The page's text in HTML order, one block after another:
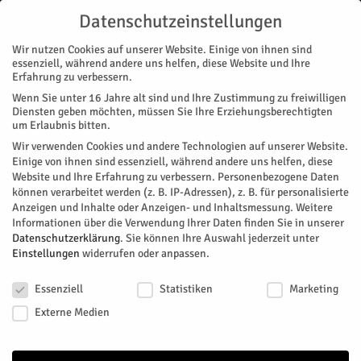
Start Stadtteile Jülich Eilantrag abgelehnt
STADTTEILE JÜLICH
Eilantrag abgelehnt
Das Verwaltungsgericht Berlin hat den Eilantrag des Bund für
Umwelt- und Naturschutz e.V. BUND abgelehnt und damit
den Weg für künftige Transporte freigemacht. Gegen die
Entscheidung kann noch Beschwerde eingelegt werden.
Datenschutzeinstellungen
Wir nutzen Cookies auf unserer Website. Einige von ihnen sind
essenziell, während andere uns helfen, diese Website und Ihre
Erfahrung zu verbessern.
Wenn Sie unter 16 Jahre alt sind und Ihre Zustimmung zu freiwilligen
Diensten geben möchten, müssen Sie Ihre Erziehungsberechtigten
um Erlaubnis bitten.
Wir verwenden Cookies und andere Technologien auf unserer Website.
Einige von ihnen sind essenziell, während andere uns helfen, diese
Website und Ihre Erfahrung zu verbessern. Personenbezogene Daten
können verarbeitet werden (z. B. IP-Adressen), z. B. für personalisierte
Anzeigen und Inhalte oder Anzeigen- und Inhaltsmessung. Weitere
Informationen über die Verwendung Ihrer Daten finden Sie in unserer
Datenschutzerklärung. Sie können Ihre Auswahl jederzeit unter
Einstellungen widerrufen oder anpassen.
Essenziell
Statistiken
Marketing
Externe Medien